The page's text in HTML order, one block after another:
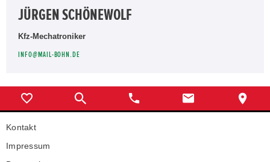
JÜRGEN SCHÖNEWOLF
Kfz-Mechatroniker
INFO@MAIL-BOHN.DE
Kontakt
Impressum